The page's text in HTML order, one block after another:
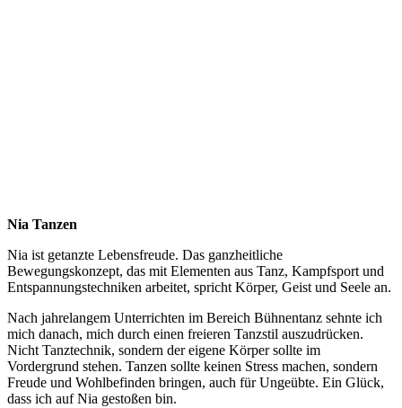
Nia Tanzen
Nia ist getanzte Lebensfreude. Das ganzheitliche
Bewegungskonzept, das mit Elementen aus Tanz, Kampfsport und
Entspannungstechniken arbeitet, spricht Körper, Geist und Seele an.
Nach jahrelangem Unterrichten im Bereich Bühnentanz sehnte ich
mich danach, mich durch einen freieren Tanzstil auszudrücken.
Nicht Tanztechnik, sondern der eigene Körper sollte im
Vordergrund stehen. Tanzen sollte keinen Stress machen, sondern
Freude und Wohlbefinden bringen, auch für Ungeübte. Ein Glück,
dass ich auf Nia gestoßen bin.